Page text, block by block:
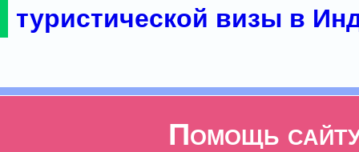
туристической визы в
Помощь